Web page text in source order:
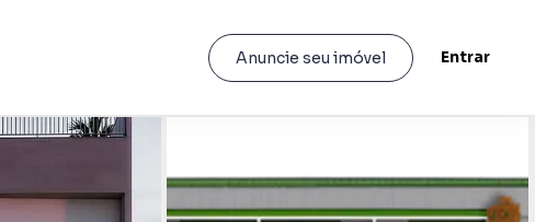
Anuncie seu imóvel Entrar